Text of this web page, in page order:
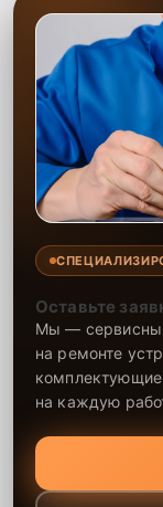
Оставьте
Мы —
на ремонте
на каждую